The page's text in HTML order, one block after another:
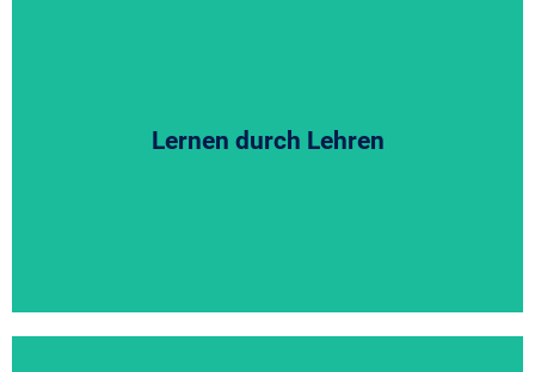
Lernen durch Lehren
Hier klicken